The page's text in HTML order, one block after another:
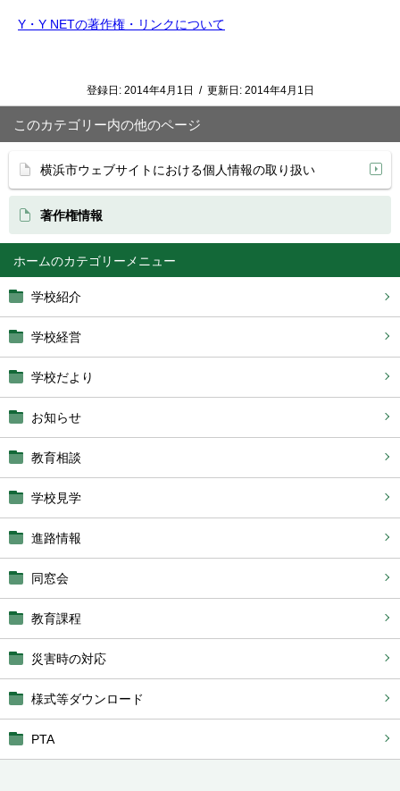
ホーム
学校紹介
学校経営
学校だより
お知らせ
教育相談
学校見学
進路情報
同窓会
教育課程
災害時の対応
様式等ダウンロード
PTA
Y・Y NETの著作権・リンクについて
登録日: 2014年4月1日 / 更新日: 2014年4月1日
このカテゴリー内の他のページ
横浜市ウェブサイトにおける個人情報の取り扱い
著作権情報